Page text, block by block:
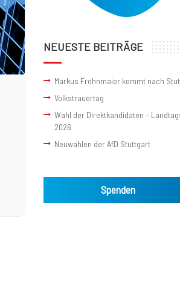
NEUESTE BEITRÄGE
Markus Frohnmaier kommt nach
Volkstrauertag
Wahl der Direktkandidaten –
2026
Neuwahlen der AfD Stuttgart
Spenden